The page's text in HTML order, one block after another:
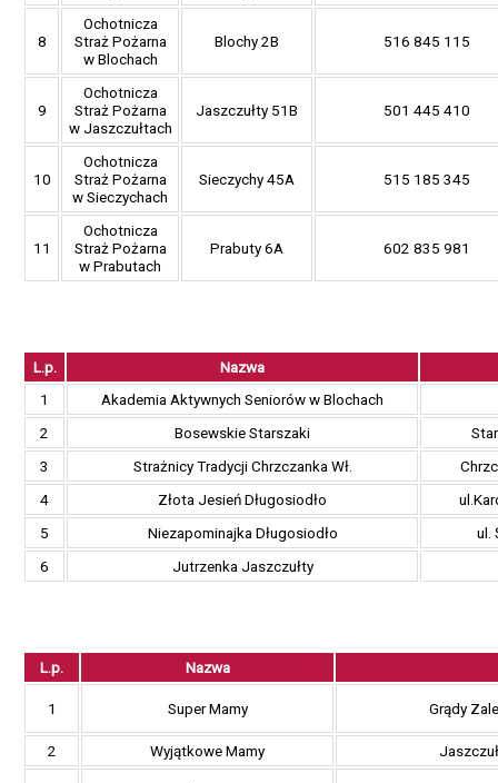
8
Ochotnicza
Straż Pożarna
w Blochach
Blochy 2B 516 845 115
9
Ochotnicza
Straż Pożarna
w Jaszczułtach
Jaszczułty 51B 501 445 410
10
Ochotnicza
Straż Pożarna
w Sieczychach
Sieczychy 45A 515 185 345
11
Ochotnicza
Straż Pożarna
w Prabutach
Prabuty 6A 602 835 981
L.p.
Nazwa
1
Akademia Aktywnych Seniorów w Blochach
2
Bosewskie Starszaki
3
Strażnicy Tradycji Chrzczanka Wł.
4
Złota Jesień Długosiodło
5
Niezapominajka Długosiodło
ul.
6
Jutrzenka Jaszczułty
L.p. Nazwa
1 Super Mamy Grądy
2 Wyjątkowe Mamy